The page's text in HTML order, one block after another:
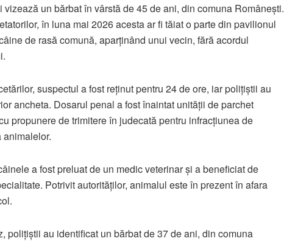
vizează un bărbat în vârstă de 45 de ani, din comuna Românești.
în luna mai 2026 acesta ar fi tăiat o parte din pavilionul
de rasă comună, aparținând unui vecin, fără acordul
suspectul a fost reținut pentru 24 de ore, iar polițiștii au
ancheta. Dosarul penal a fost înaintat unității de parchet
propunere de trimitere în judecată pentru infracțiunea de
a fost preluat de un medic veterinar și a beneficiat de
Potrivit autorităților, animalul este în prezent în afara
polițiștii au identificat un bărbat de 37 de ani, din comuna